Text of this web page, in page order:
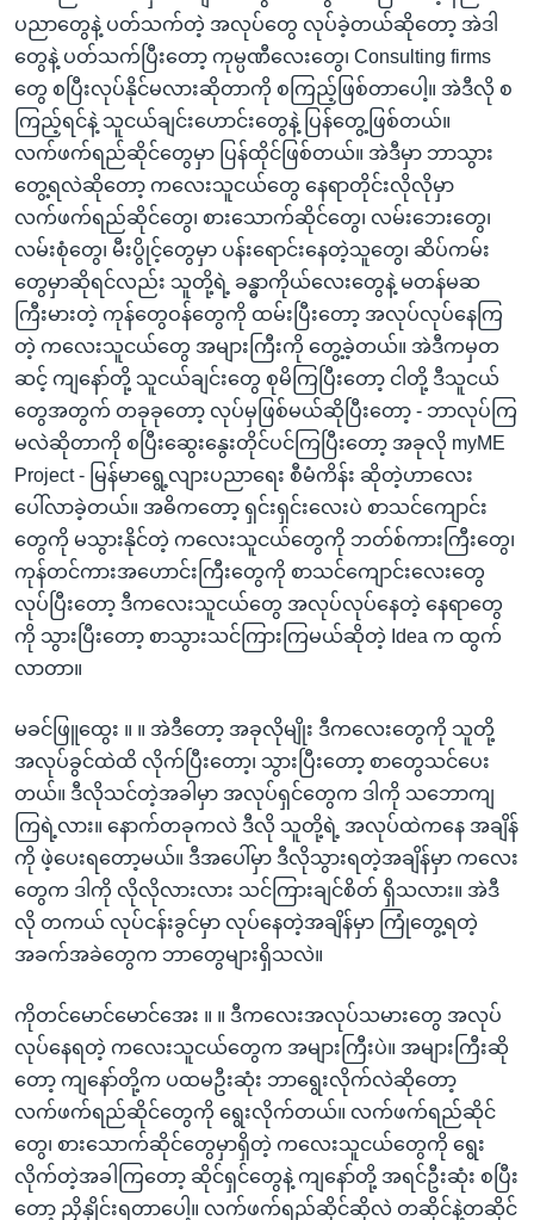
ပညာတွေနဲ့ ပတ်သက်တဲ့ အလုပ်တွေ လုပ်ခဲ့တယ်ဆိုတော့ အဲဒါ
တွေနဲ့ ပတ်သက်ပြီးတော့ ကုမ္ပဏီလေးတွေ၊ Consulting firms
တွေ စပြီးလုပ်နိုင်မလားဆိုတာကို စကြည့်ဖြစ်တာပေါ့။ အဲဒီလို စ
ကြည့်ရင်နဲ့ သူငယ်ချင်းဟောင်းတွေနဲ့ ပြန်တွေ့ဖြစ်တယ်။
လက်ဖက်ရည်ဆိုင်တွေမှာ ပြန်ထိုင်ဖြစ်တယ်။ အဲဒီမှာ ဘာသွား
တွေ့ရလဲဆိုတော့ ကလေးသူငယ်တွေ နေရာတိုင်းလိုလိုမှာ
လက်ဖက်ရည်ဆိုင်တွေ၊ စားသောက်ဆိုင်တွေ၊ လမ်းဘေးတွေ၊
လမ်းစုံတွေ၊ မီးပွိုင့်တွေမှာ ပန်းရောင်းနေတဲ့သူတွေ၊ ဆိပ်ကမ်း
တွေမှာဆိုရင်လည်း သူတို့ရဲ့ ခန္ဓာကိုယ်လေးတွေနဲ့ မတန်မဆ
ကြီးမားတဲ့ ကုန်တွေဝန်တွေကို ထမ်းပြီးတော့ အလုပ်လုပ်နေကြ
တဲ့ ကလေးသူငယ်တွေ အများကြီးကို တွေ့ခဲ့တယ်။ အဲဒီကမှတ
ဆင့် ကျနော်တို့ သူငယ်ချင်းတွေ စုမိကြပြီးတော့ ငါတို့ ဒီသူငယ်
တွေအတွက် တခုခုတော့ လုပ်မှဖြစ်မယ်ဆိုပြီးတော့ - ဘာလုပ်ကြ
မလဲဆိုတာကို စပြီးဆွေးနွေးတိုင်ပင်ကြပြီးတော့ အခုလို myME
Project - မြန်မာရွေ့လျားပညာရေး စီမံကိန်း ဆိုတဲ့ဟာလေး
ပေါ်လာခဲ့တယ်။ အဓိကတော့ ရှင်းရှင်းလေးပဲ စာသင်ကျောင်း
တွေကို မသွားနိုင်တဲ့ ကလေးသူငယ်တွေကို ဘတ်စ်ကားကြီးတွေ၊
ကုန်တင်ကားအဟောင်းကြီးတွေကို စာသင်ကျောင်းလေးတွေ
လုပ်ပြီးတော့ ဒီကလေးသူငယ်တွေ အလုပ်လုပ်နေတဲ့ နေရာတွေ
ကို သွားပြီးတော့ စာသွားသင်ကြားကြမယ်ဆိုတဲ့ Idea က ထွက်
လာတာ။
မခင်ဖြူထွေး ။ ။ အဲဒီတော့ အခုလိုမျိုး ဒီကလေးတွေကို သူတို့
အလုပ်ခွင်ထဲထိ လိုက်ပြီးတော့၊ သွားပြီးတော့ စာတွေသင်ပေး
တယ်။ ဒီလိုသင်တဲ့အခါမှာ အလုပ်ရှင်တွေက ဒါကို သဘောကျ
ကြရဲ့လား။ နောက်တခုကလဲ ဒီလို သူတို့ရဲ့ အလုပ်ထဲကနေ အချိန်
ကို ဖဲ့ပေးရတော့မယ်။ ဒီအပေါ်မှာ ဒီလိုသွားရတဲ့အချိန်မှာ ကလေး
တွေက ဒါကို လိုလိုလားလား သင်ကြားချင်စိတ် ရှိသလား။ အဲဒီ
လို တကယ် လုပ်ငန်းခွင်မှာ လုပ်နေတဲ့အချိန်မှာ ကြုံတွေ့ရတဲ့
အခက်အခဲတွေက ဘာတွေများရှိသလဲ။
ကိုတင်မောင်မောင်အေး ။ ။ ဒီကလေးအလုပ်သမားတွေ အလုပ်
လုပ်နေရတဲ့ ကလေးသူငယ်တွေက အများကြီးပဲ။ အများကြီးဆို
တော့ ကျနော်တို့က ပထမဦးဆုံး ဘာရွေးလိုက်လဲဆိုတော့
လက်ဖက်ရည်ဆိုင်တွေကို ရွေးလိုက်တယ်။ လက်ဖက်ရည်ဆိုင်
တွေ၊ စားသောက်ဆိုင်တွေမှာရှိတဲ့ ကလေးသူငယ်တွေကို ရွေး
လိုက်တဲ့အခါကြတော့ ဆိုင်ရှင်တွေနဲ့ ကျနော်တို့ အရင်ဦးဆုံး စပြီး
တော့ ညှိနှိုင်းရတာပေါ့။ လက်ဖက်ရည်ဆိုင်ဆိုလဲ တဆိုင်နဲ့တဆိုင်